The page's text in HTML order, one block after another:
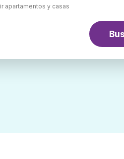
apartamentos y casas